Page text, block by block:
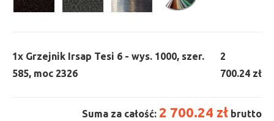
1x Grzejnik Irsap Tesi 6 - wys. 1000, szer.
585, moc 2326
2
700.24 zł
Suma za całość: 2 700.24 zł brutto